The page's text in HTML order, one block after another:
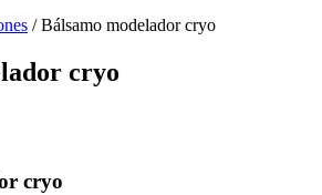
/ Bálsamo modelador cryo
cryo
cryo